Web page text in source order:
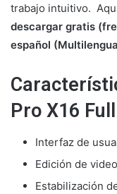
trabajo intuitivo.
descargar gratis
español
Pro X16 Full
Interfaz de
Edición de
Estabilización